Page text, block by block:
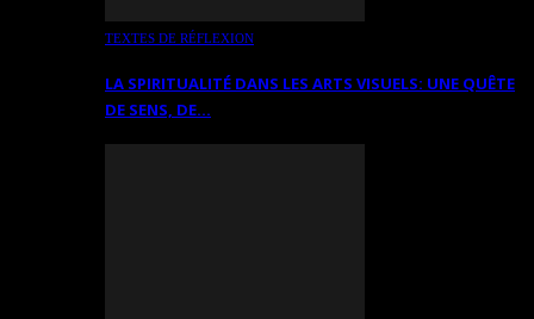
TEXTES DE RÉFLEXION
LA SPIRITUALITÉ DANS LES ARTS VISUELS: UNE QUÊTE
DE SENS, DE…